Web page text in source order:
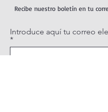
Recibe nuestro boletín en tu
Introduce aquí tu correo